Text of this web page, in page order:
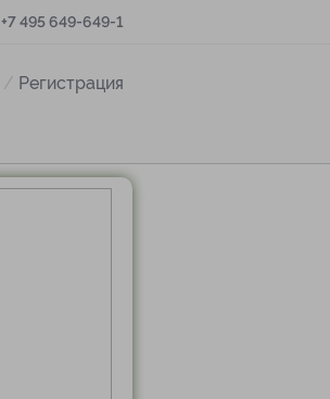
+7 495 649-649-1
/ Регистрация